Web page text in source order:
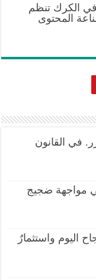
في الكرك تنظم
المحتوى
في القانون
مواجهة ضجيج
اليوم واستثمارٌ